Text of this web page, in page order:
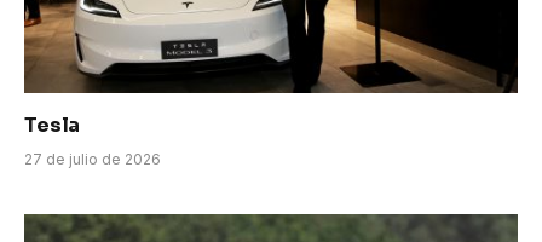
Tesla
27 de julio de 2026